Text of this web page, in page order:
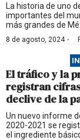
La historia de uno
importantes del
más grandes de
8 de agosto, 2024·
El tráfico y la
registran
declive de la
Un nuevo informe
2020-2021 se
el ingrediente